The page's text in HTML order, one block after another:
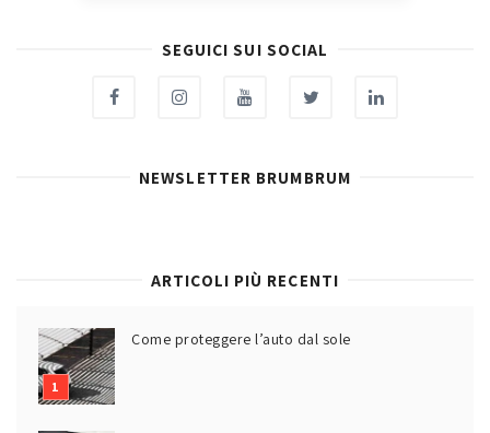
SEGUICI SUI SOCIAL
NEWSLETTER BRUMBRUM
ARTICOLI PIÙ RECENTI
Come proteggere l’auto dal sole